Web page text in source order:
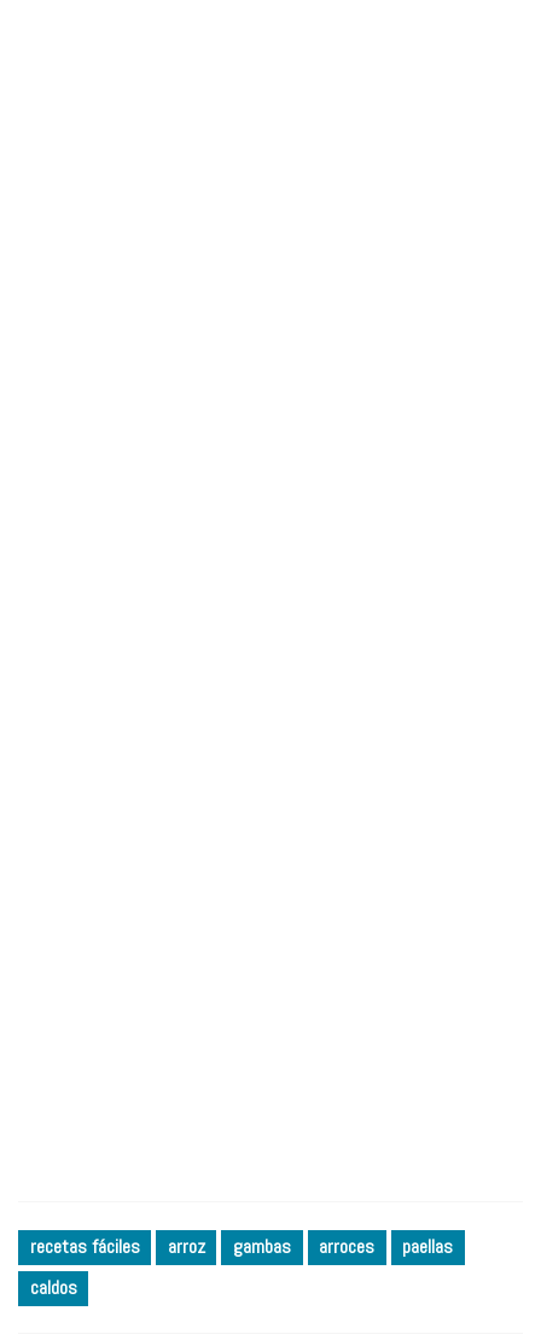
recetas fáciles arroz gambas arroces
paellas
caldos